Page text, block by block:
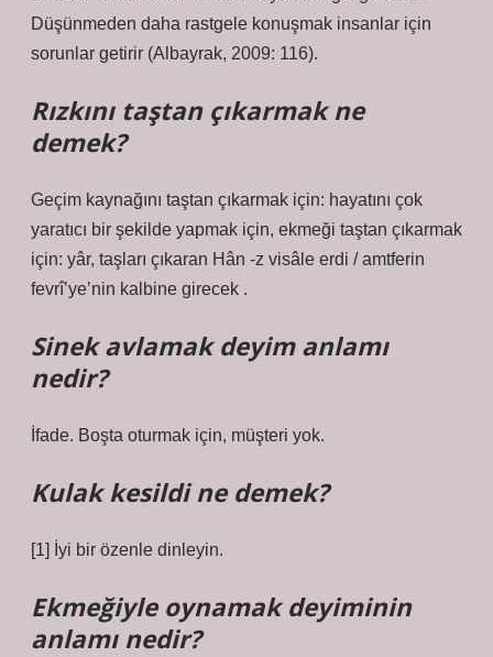
Düşünmeden daha rastgele konuşmak insanlar için
sorunlar getirir (Albayrak, 2009: 116).
Rızkını taştan çıkarmak ne
demek?
Geçim kaynağını taştan çıkarmak için: hayatını çok
yaratıcı bir şekilde yapmak için, ekmeği taştan çıkarmak
için: yâr, taşları çıkaran Hân -z visâle erdi / amtferin
fevrî’ye’nin kalbine girecek .
Sinek avlamak deyim anlamı
nedir?
İfade. Boşta oturmak için, müşteri yok.
Kulak kesildi ne demek?
[1] İyi bir özenle dinleyin.
Ekmeğiyle oynamak deyiminin
anlamı nedir?